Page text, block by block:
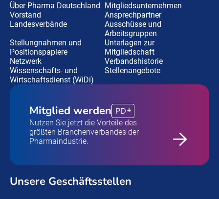
Über Pharma Deutschland Mitgliedsunternehmen
Vorstand
Ansprechpartner
Landesverbände
Ausschüsse und
Arbeitsgruppen
Stellungnahmen und
Positionspapiere
Unterlagen zur
Mitgliedschaft
Netzwerk
Verbandshistorie
Wissenschafts- und
Wirtschaftsdienst (WiDi)
Stellenangebote
Mitglied werden PD
Nutzen Sie jetzt die Vorteile des
größten Branchenverbandes der
Pharmaindustrie.
Unsere Geschäftsstellen